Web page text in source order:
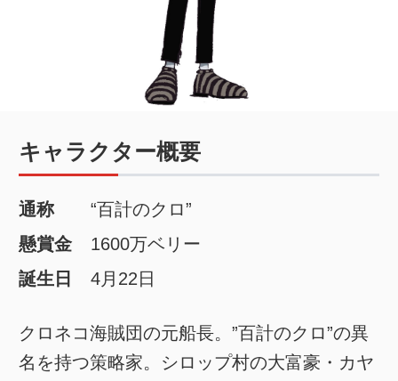
キャラクター概要
通称
“百計のクロ”
懸賞金
1600万ベリー
誕生日
4月22日
クロネコ海賊団の元船長。”百計のクロ”の異
名を持つ策略家。シロップ村の大富豪・カヤ